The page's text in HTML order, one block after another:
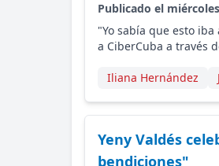
Publicado el
"Yo sabía que esto
a CiberCuba a través
Iliana Hernández
Yeny Valdés
bendiciones"